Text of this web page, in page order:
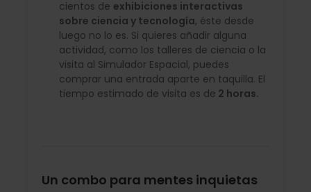
cientos de exhibiciones interactivas
sobre ciencia y tecnología, éste desde
luego no lo es. Si quieres añadir alguna
actividad, como los talleres de ciencia o la
visita al Simulador Espacial, puedes
comprar una entrada aparte en taquilla. El
tiempo estimado de visita es de 2 horas.
Un combo para mentes inquietas